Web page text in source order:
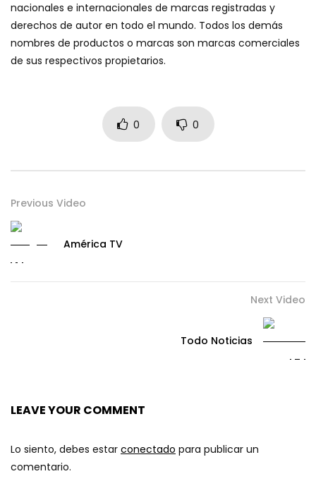
nacionales e internacionales de marcas registradas y
derechos de autor en todo el mundo. Todos los demás
nombres de productos o marcas son marcas comerciales
de sus respectivos propietarios.
0 0
Previous Video
América TV
Next Video
Todo Noticias
LEAVE YOUR COMMENT
Lo siento, debes estar conectado para publicar un
comentario.